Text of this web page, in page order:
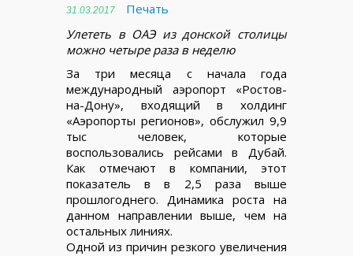
31.03.2017
Печать
Улететь в ОАЭ из донской столицы
можно четыре раза в неделю
За три месяца с начала года
международный аэропорт «Ростов-
на-Дону», входящий в холдинг
«Аэропорты регионов», обслужил 9,9
тыс человек, которые
воспользовались рейсами в Дубай.
Как отмечают в компании, этот
показатель в в 2,5 раза выше
прошлогоднего. Динамика роста на
данном направлении выше, чем на
остальных линиях.
Одной из причин резкого увеличения